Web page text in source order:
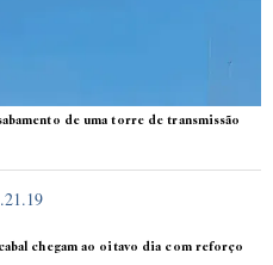
de uma torre de transmissão
chegam ao oitavo dia com reforço